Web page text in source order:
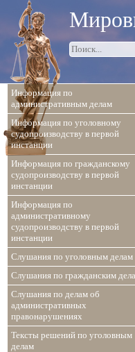
Информация по
административным делам
Информация по уголовному
судопроизводству в первой
инстанции
Информация по гражданскому
судопроизводству в первой
инстанции
Информация по
административному
судопроизводству в первой
инстанции
Слушания по уголовным делам
Слушания по гражданским
Слушания по делам об
административных
правонарушениях
Тексты решений по уголовным
делам